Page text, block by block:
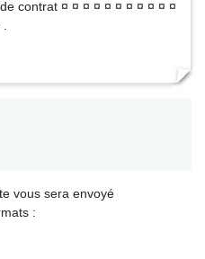
contrat ¤ ¤ ¤ ¤ ¤ ¤ ¤ ¤ ¤ ¤ ¤
vous sera envoyé
: